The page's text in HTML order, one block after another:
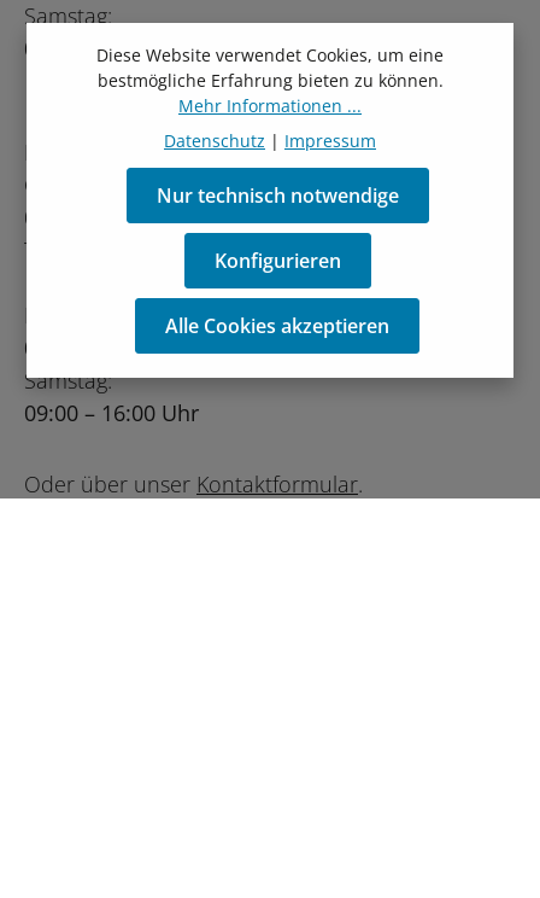
Samstag:
09:00 – 16:00 Uhr
Niederlassung Dresden:
Gompitzer Höhe 7
01156 Dresden
Tel.: 0351 46677490
Montag – Freitag:
09:00 – 19:00 Uhr
Samstag:
09:00 – 16:00 Uhr
Oder über unser Kontaktformular.
Diese Website verwendet Cookies, um eine
bestmögliche Erfahrung bieten zu können.
Mehr Informationen ...
Datenschutz | Impressum
Nur technisch notwendige
Konfigurieren
Alle Cookies akzeptieren